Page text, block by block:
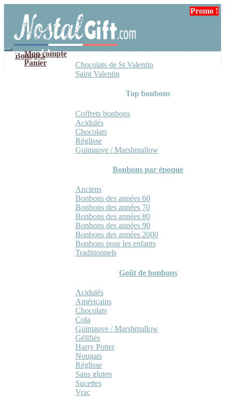
navigation
contenu
Mon compte
Panier
Bonbons
Chocolats de St Valentin
Saint Valentin
Top bonbons
Coffrets bonbons
Acidulés
Chocolats
Réglisse
Guimauve / Marshmallow
Bonbons par époque
Anciens
Bonbons des années 60
Bonbons des années 70
Bonbons des années 80
Bonbons des années 90
Bonbons des années 2000
Bonbons pour les enfants
Traditionnels
Goût de bonbons
Acidulés
Américains
Chocolats
Cola
Guimauve / Marshmallow
Gélifiés
Harry Potter
Nougats
Réglisse
Sans gluten
Sucettes
Vrac
Promo !